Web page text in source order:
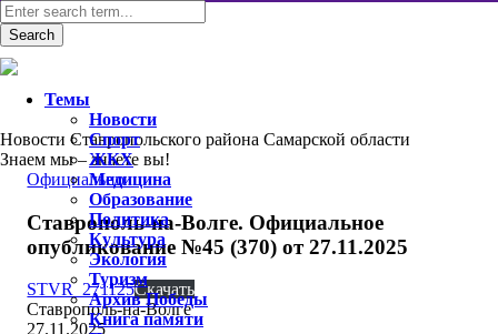
Новости Ставропольского района Самарской области
Знаем мы – знаете вы!
Официально
Ставрополь-на-Волге. Официальное
опубликование №45 (370) от 27.11.2025
STVR_271125Скачать
Ставрополь-на-Волге
27.11.2025
Темы
Новости
Спорт
ЖКХ
Медицина
Образование
Политика
Культура
Экология
Туризм
Архив Победы
Книга памяти